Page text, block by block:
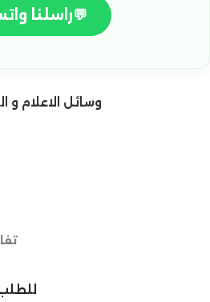
💬راسلنا
وسائل الاعلام و